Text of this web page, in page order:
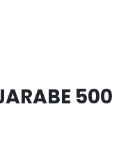
500